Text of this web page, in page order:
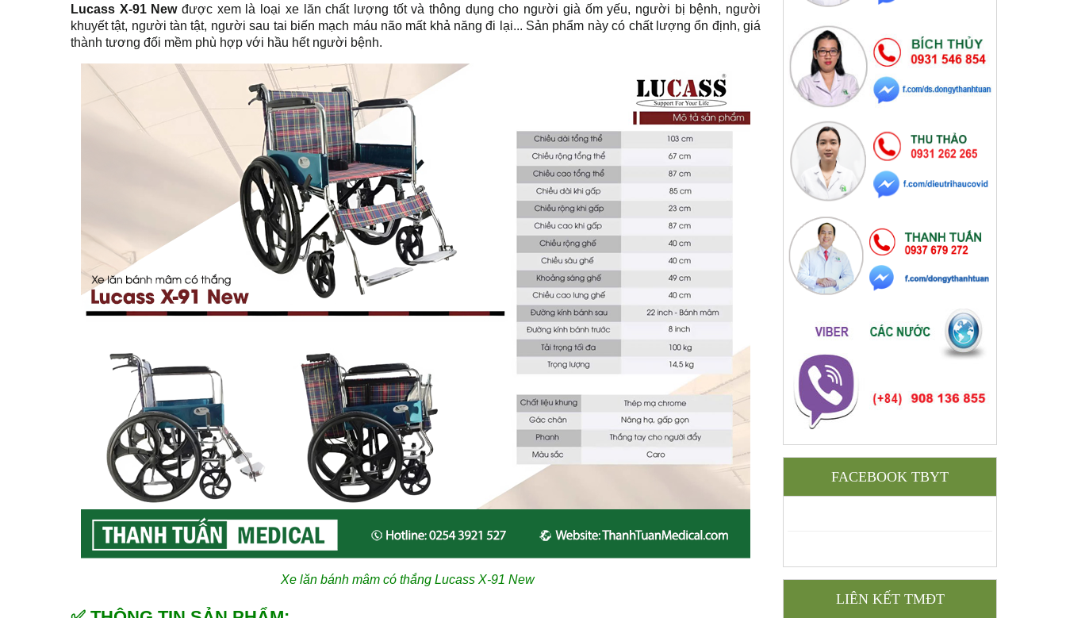
Lucass X-91 Newđược xem là loại xe lăn chất lượng tốt và thông dụng cho người già ốm yếu, người bị bệnh, người
khuyết tật, người tàn tật, người sau tai biến mạch máu não mất khả năng đi lại... Sản phẩm này có chất lượng ổn định, giá
thành tương đối mềm phù hợp với hầu hết người bệnh.
Xe lăn bánh mâm có thắng Lucass X-91 New
FACEBOOK TBYT
LIÊN KẾT TMĐT